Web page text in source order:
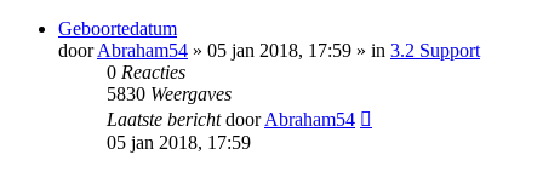
Geboortedatum
doorAbraham54 » 05 jan 2018, 17:59 » in 3.2 Support
0 Reacties
5830 Weergaves
Laatste berichtdoorAbraham54
05 jan 2018, 17:59